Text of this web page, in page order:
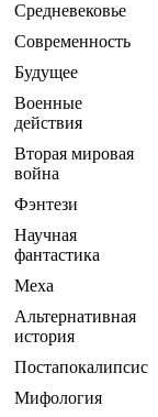
Средневековье
Современность
Будущее
Военные
действия
Вторая мировая
война
Фэнтези
Научная
фантастика
Меха
Альтернативная
история
Постапокалипсис
Мифология